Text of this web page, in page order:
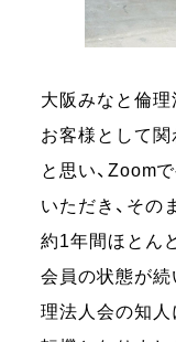
大阪みなと倫理
お客様として関
と思い、Zoom
いただき、その
約1年間ほとん
会員の状態が続
理法人会の知人